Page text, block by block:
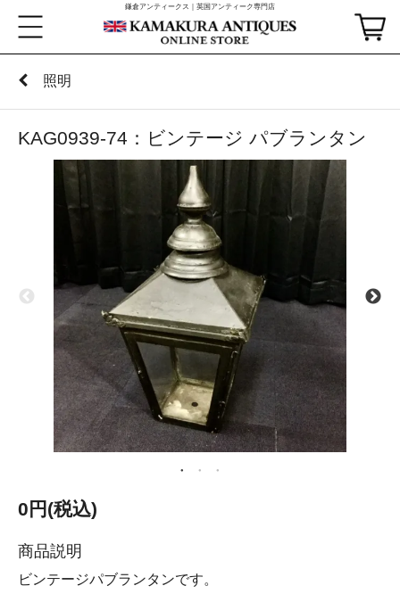
鎌倉アンティークス｜英国アンティーク専門店
照明
KAG0939-74：ビンテージ パブランタン
0円(税込)
商品説明
ビンテージパブランタンです。